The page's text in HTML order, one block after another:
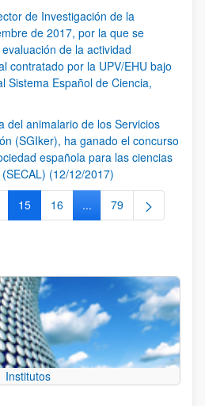
de Investigación de la
de 2017, por la que se
de la actividad
contratado por la UPV/EHU bajo
Sistema Español de Ciencia,
del animalario de los Servicios
(SGIker), ha ganado el concurso
española para las ciencias
(12/12/2017)
Use TAB para desplazarse.
Página
15 Página
16 ...Páginas intermedias
Página
79
Institutos